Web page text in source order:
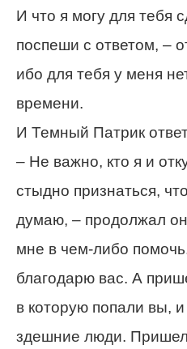
И что я могу для тебя
поспеши с ответом, –
ибо для тебя у меня
времени.
И Темный Патрик
– Не важно, кто я и
стыдно признаться,
думаю, – продолжал
мне в чем-либо
благодарю вас. А
в которую попали вы,
здешние люди.